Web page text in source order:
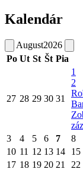
Kalendár
August2026
Po Ut St Št Pia
27 28 29 30 31
1
2
3
4 5 6 7 8
10 11 12 13 14 15
17 18 19 20 21 22